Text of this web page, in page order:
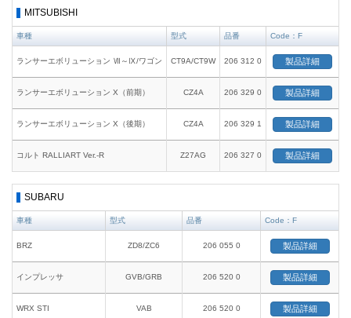
MITSUBISHI
車種 型式 品番 Code：F
ランサーエボリューション Ⅶ～Ⅸ/ワゴン CT9A/CT9W 206 312 0 製品詳細
ランサーエボリューション X（前期） CZ4A 206 329 0 製品詳細
ランサーエボリューション X（後期） CZ4A 206 329 1 製品詳細
コルト RALLIART Ver.-R Z27AG 206 327 0 製品詳細
SUBARU
車種 型式 品番 Code：F
BRZ ZD8/ZC6 206 055 0 製品詳細
インプレッサ GVB/GRB 206 520 0 製品詳細
WRX STI VAB 206 520 0 製品詳細